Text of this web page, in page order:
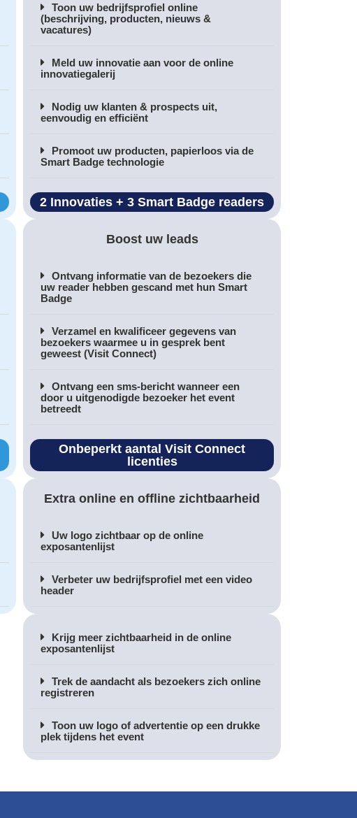
Toon uw bedrijfsprofiel online
(beschrijving, producten, nieuws &
vacatures)
Meld uw innovatie aan voor de online
innovatiegalerij
Nodig uw klanten & prospects uit,
eenvoudig en efficiënt
Promoot uw producten, papierloos via de
Smart Badge technologie
2 Innovaties + 3 Smart Badge readers
Boost uw leads
Ontvang informatie van de bezoekers die
uw reader hebben gescand met hun Smart
Badge
Verzamel en kwalificeer gegevens van
bezoekers waarmee u in gesprek bent
geweest (Visit Connect)
Ontvang een sms-bericht wanneer een
door u uitgenodigde bezoeker het event
betreedt
Onbeperkt aantal Visit Connect
licenties​
Extra online en offline zichtbaarheid​
Uw logo zichtbaar op de online
exposantenlijst
Verbeter uw bedrijfsprofiel met een video
header
Krijg meer zichtbaarheid in de online
exposantenlijst
Trek de aandacht als bezoekers zich online
registreren
Toon uw logo of advertentie op een drukke
plek tijdens het event